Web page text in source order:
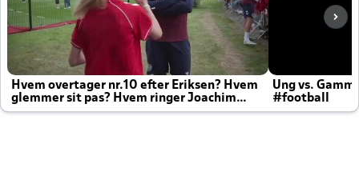
Hvem overtager nr.10 efter Eriksen? Hvem
glemmer sit pas? Hvem ringer Joachim
altid til efter kampe?
Ung vs.
#football